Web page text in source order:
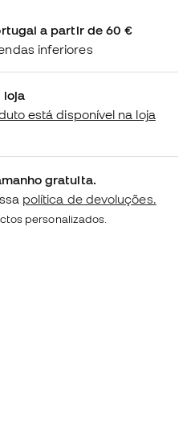
a partir de 60 €
inferiores
loja
está disponível na loja
gratuita.
política de devoluções.
personalizados.